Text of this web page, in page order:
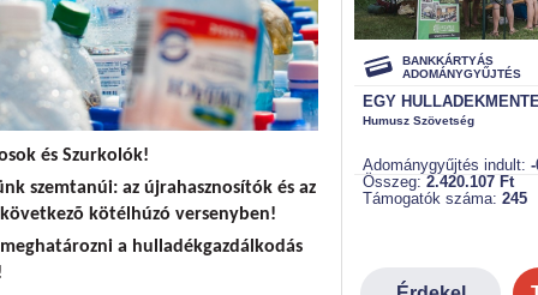
és Szurkolók!
szemtanúi: az újrahasznosítók és az
kötélhúzó versenyben!
a hulladékgazdálkodás